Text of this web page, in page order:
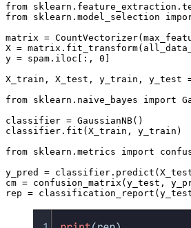
from
from sklearn.model_selection
matrix =
X =
y = spam.iloc[:, 0]
X_train, X_test, y_train, y_test
from sklearn.naive_bayes import
classifier = GaussianNB()
classifier.fit(X_train, y_train)
from sklearn.metrics import
y_pred =
cm = confusion_matrix(y_test,